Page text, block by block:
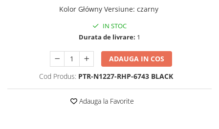
Kolor Główny Versiune: czarny
IN STOC
Durata de livrare: 1
ADAUGA IN COS
Cod Produs: PTR-N1227-RHP-6743 BLACK
Adauga la Favorite